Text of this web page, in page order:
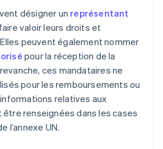
désigner un représentant
valoir leurs droits et
peuvent également nommer
pour la réception de la
ces mandataires ne
pour les remboursements ou
relatives aux
renseignées dans les cases
l’annexe UN.